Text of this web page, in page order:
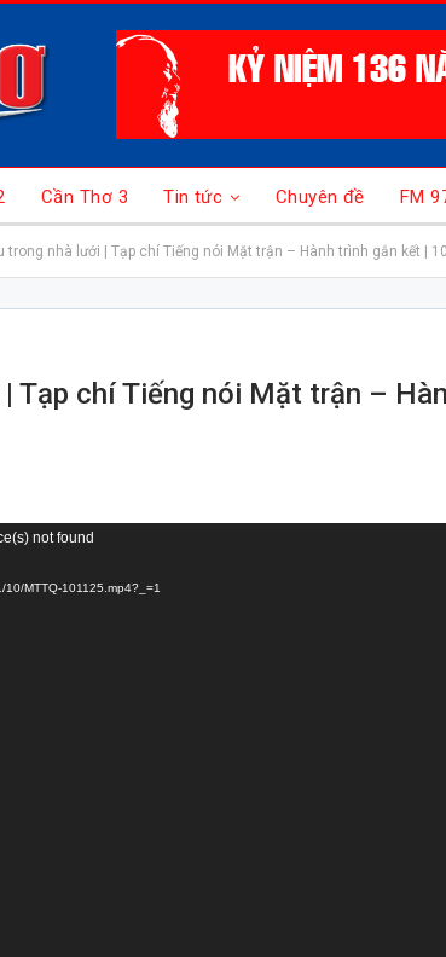
Cần Thơ 3 Tin tức Chuyên đề FM
trong nhà lưới | Tạp chí Tiếng nói Mặt trận – Hành trình gắn kết |
Tạp chí Tiếng nói Mặt trận –
not found
MTTQ-101125.mp4?_=1